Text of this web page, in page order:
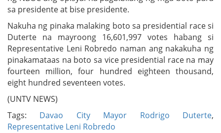
sa presidente at bise presidente.
Nakuha ng pinaka malaking boto sa presidential race si
Duterte na mayroong 16,601,997 votes habang si
Representative Leni Robredo naman ang nakakuha ng
pinakamataas na boto sa vice presidential race na may
fourteen million, four hundred eighteen thousand,
eight hundred seventeen votes.
(UNTV NEWS)
Tags: Davao City Mayor Rodrigo Duterte,
Representative Leni Robredo